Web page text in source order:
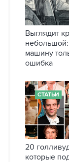
Выглядит
машину
ошибка
СТАТЬИ
20
которые